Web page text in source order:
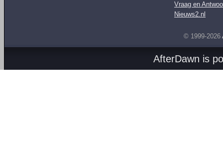
Vraag en
Nieuws2.nl
© 1999-2026
AfterDawn is